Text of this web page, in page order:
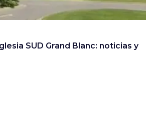
SUD Grand Blanc: noticias y